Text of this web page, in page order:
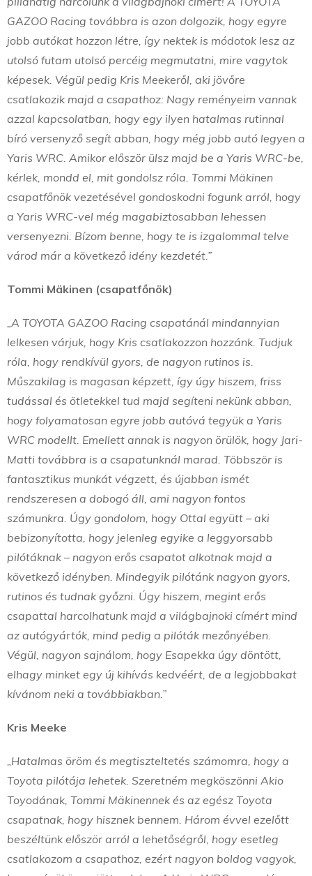
GAZOO Racing továbbra is azon dolgozik, hogy egyre
jobb autókat hozzon létre, így nektek is módotok lesz az
utolsó futam utolsó percéig megmutatni, mire vagytok
képesek. Végül pedig Kris Meekeről, aki jövőre
csatlakozik majd a csapathoz: Nagy reményeim vannak
azzal kapcsolatban, hogy egy ilyen hatalmas rutinnal
bíró versenyző segít abban, hogy még jobb autó legyen a
Yaris WRC. Amikor először ülsz majd be a Yaris WRC-be,
kérlek, mondd el, mit gondolsz róla. Tommi Mäkinen
csapatfőnök vezetésével gondoskodni fogunk arról, hogy
a Yaris WRC-vel még magabiztosabban lehessen
versenyezni. Bízom benne, hogy te is izgalommal telve
várod már a következő idény kezdetét.”
Tommi Mäkinen (csapatfőnök)
„A TOYOTA GAZOO Racing csapatánál mindannyian
lelkesen várjuk, hogy Kris csatlakozzon hozzánk. Tudjuk
róla, hogy rendkívül gyors, de nagyon rutinos is.
Műszakilag is magasan képzett, így úgy hiszem, friss
tudással és ötletekkel tud majd segíteni nekünk abban,
hogy folyamatosan egyre jobb autóvá tegyük a Yaris
WRC modellt. Emellett annak is nagyon örülök, hogy Jari-
Matti továbbra is a csapatunknál marad. Többször is
fantasztikus munkát végzett, és újabban ismét
rendszeresen a dobogó áll, ami nagyon fontos
számunkra. Úgy gondolom, hogy Ottal együtt – aki
bebizonyította, hogy jelenleg egyike a leggyorsabb
pilótáknak – nagyon erős csapatot alkotnak majd a
következő idényben. Mindegyik pilótánk nagyon gyors,
rutinos és tudnak győzni. Úgy hiszem, megint erős
csapattal harcolhatunk majd a világbajnoki címért mind
az autógyártók, mind pedig a pilóták mezőnyében.
Végül, nagyon sajnálom, hogy Esapekka úgy döntött,
elhagy minket egy új kihívás kedvéért, de a legjobbakat
kívánom neki a továbbiakban.”
Kris Meeke
„Hatalmas öröm és megtiszteltetés számomra, hogy a
Toyota pilótája lehetek. Szeretném megköszönni Akio
Toyodának, Tommi Mäkinennek és az egész Toyota
csapatnak, hogy hisznek bennem. Három évvel ezelőtt
beszéltünk először arról a lehetőségről, hogy esetleg
csatlakozom a csapathoz, ezért nagyon boldog vagyok,